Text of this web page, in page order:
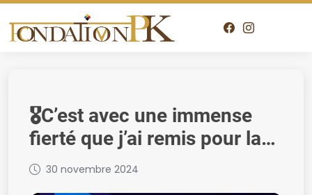
🎖️C’est avec une immense
fierté que j’ai remis pour la
première fois le PRIX Pierre
30 novembre 2024